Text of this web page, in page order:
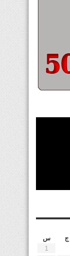
ج
س
1